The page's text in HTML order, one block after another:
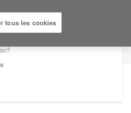
in United States?
tous les cookies